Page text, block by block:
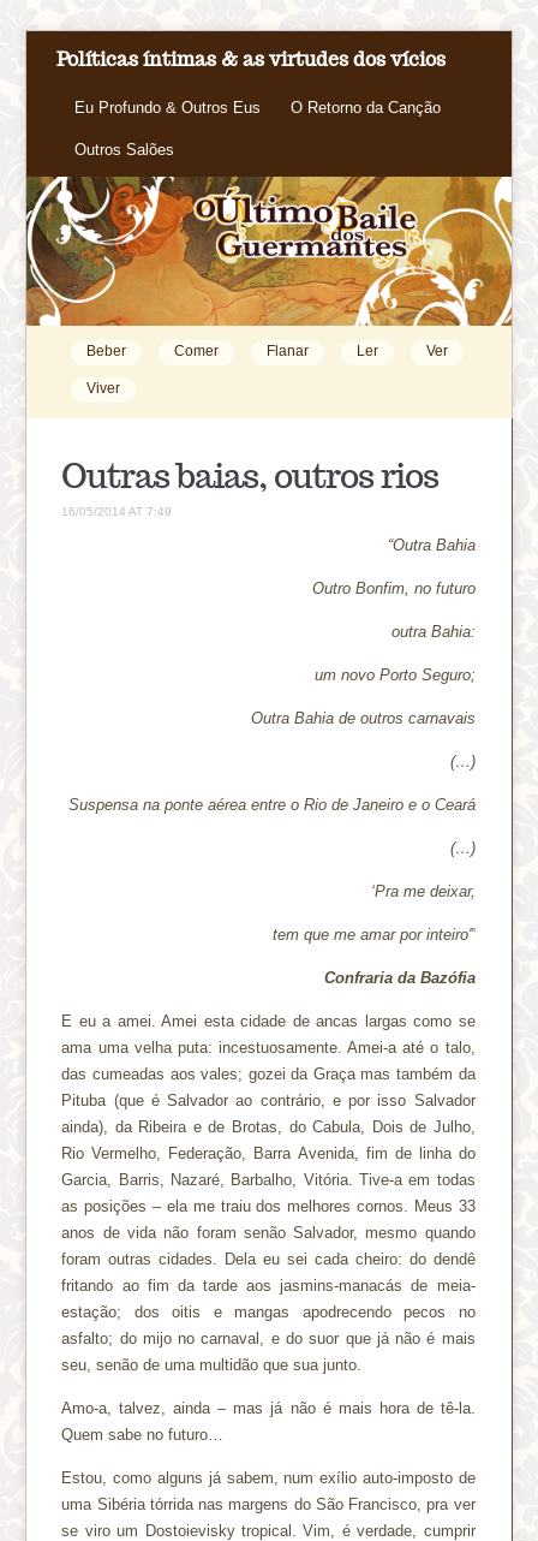
Políticas íntimas & as virtudes dos vícios
Eu Profundo & Outros Eus O Retorno da Canção
Outros Salões
Beber Comer Flanar Ler Ver
Viver
Outras baias, outros rios
16/05/2014 AT 7:49
“Outra Bahia
Outro Bonfim, no futuro
outra Bahia:
um novo Porto Seguro;
Outra Bahia de outros carnavais
(…)
Suspensa na ponte aérea entre o Rio de Janeiro e o Ceará
(…)
‘Pra me deixar,
tem que me amar por inteiro'”
Confraria da Bazófia
E eu a amei. Amei esta cidade de ancas largas como se
ama uma velha puta: incestuosamente. Amei-a até o talo,
das cumeadas aos vales; gozei da Graça mas também da
Pituba (que é Salvador ao contrário, e por isso Salvador
ainda), da Ribeira e de Brotas, do Cabula, Dois de Julho,
Rio Vermelho, Federação, Barra Avenida, fim de linha do
Garcia, Barris, Nazaré, Barbalho, Vitória. Tive-a em todas
as posições – ela me traiu dos melhores cornos. Meus 33
anos de vida não foram senão Salvador, mesmo quando
foram outras cidades. Dela eu sei cada cheiro: do dendê
fritando ao fim da tarde aos jasmins-manacás de meia-
estação; dos oitis e mangas apodrecendo pecos no
asfalto; do mijo no carnaval, e do suor que já não é mais
seu, senão de uma multidão que sua junto.
Amo-a, talvez, ainda – mas já não é mais hora de tê-la.
Quem sabe no futuro…
Estou, como alguns já sabem, num exílio auto-imposto de
uma Sibéria tórrida nas margens do São Francisco, pra ver
se viro um Dostoievisky tropical. Vim, é verdade, cumprir